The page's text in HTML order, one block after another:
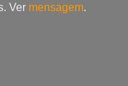
Ver mensagem.